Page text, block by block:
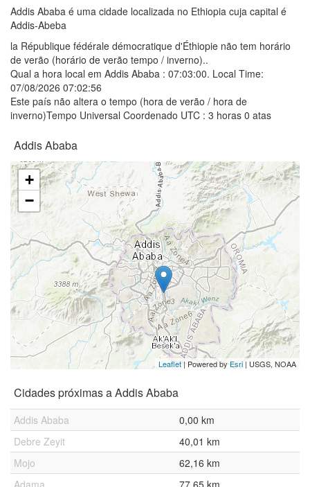
Addis Ababa é uma cidade localizada no Ethiopia cuja capital é
Addis-Abeba
la République fédérale démocratique d'Éthiopie não tem horário
de verão (horário de verão tempo / inverno)..
Qual a hora local em Addis Ababa : 07:03:00. Local Time:
07/08/2026 07:02:56
Este país não altera o tempo (hora de verão / hora de
inverno)Tempo Universal Coordenado UTC : 3 horas 0 atas
Addis Ababa
+
−
Leaflet| Powered by Esri | USGS, NOAA
Cidades próximas a Addis Ababa
Addis Ababa
0,00 km
Debre Zeyit
40,01 km
Mojo
62,16 km
Adama
77,65 km